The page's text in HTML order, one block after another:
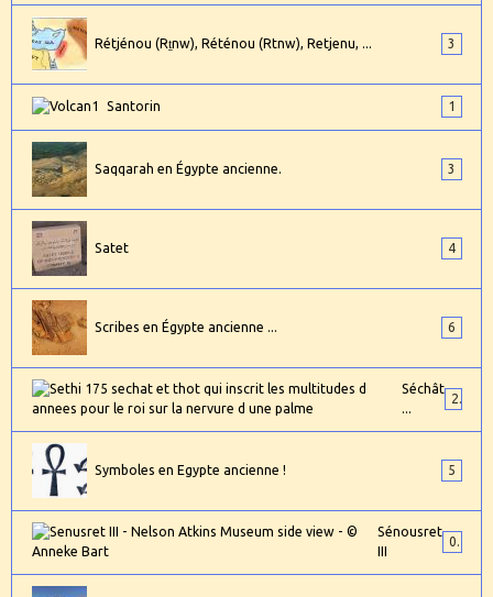
Rétjénou (Rṯnw), Réténou (Rtnw), Retjenu, ... 3
Santorin 1
Saqqarah en Égypte ancienne. 3
Satet 4
Scribes en Égypte ancienne ... 6
Séchât
...
2
Symboles en Egypte ancienne ! 5
Sénousret
0